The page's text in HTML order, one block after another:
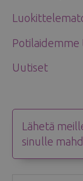
Potilaidemme
Uutiset
Lähetä
sinulle